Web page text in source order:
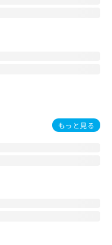
もっと見る